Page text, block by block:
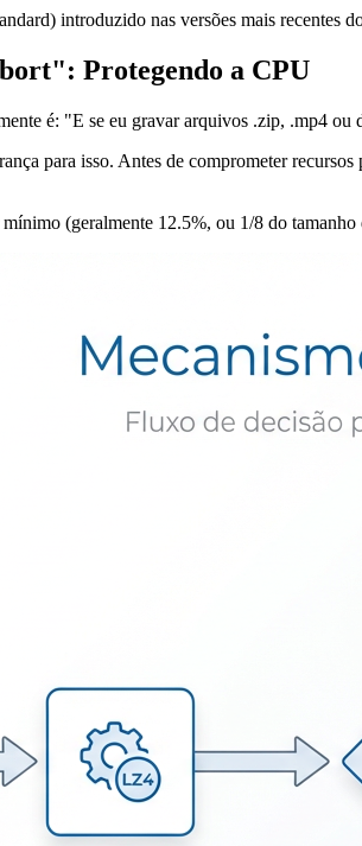
introduzido nas versões mais recentes
Protegendo a CPU
é: "E se eu gravar arquivos .zip, .mp4 ou
para isso. Antes de comprometer
(geralmente 12.5%, ou 1/8 do